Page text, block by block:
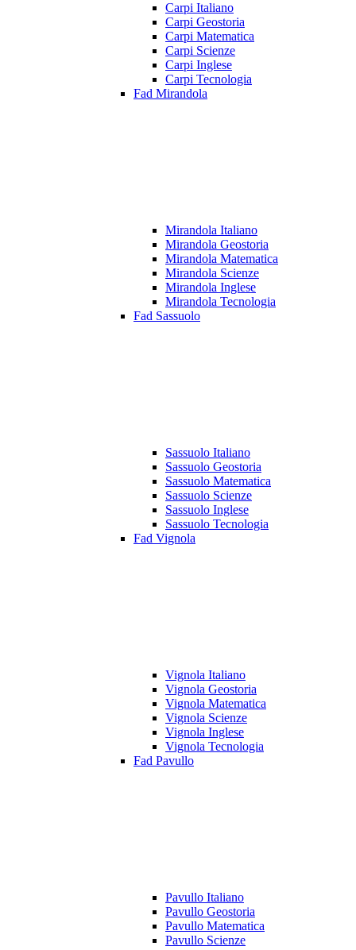
Carpi Italiano
Carpi Geostoria
Carpi Matematica
Carpi Scienze
Carpi Inglese
Carpi Tecnologia
Fad Mirandola
Mirandola Italiano
Mirandola Geostoria
Mirandola Matematica
Mirandola Scienze
Mirandola Inglese
Mirandola Tecnologia
Fad Sassuolo
Sassuolo Italiano
Sassuolo Geostoria
Sassuolo Matematica
Sassuolo Scienze
Sassuolo Inglese
Sassuolo Tecnologia
Fad Vignola
Vignola Italiano
Vignola Geostoria
Vignola Matematica
Vignola Scienze
Vignola Inglese
Vignola Tecnologia
Fad Pavullo
Pavullo Italiano
Pavullo Geostoria
Pavullo Matematica
Pavullo Scienze